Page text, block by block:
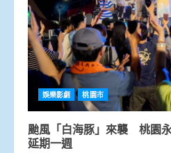
娛樂影劇 桃園市
颱風「白海豚」來襲 桃園
延期一週